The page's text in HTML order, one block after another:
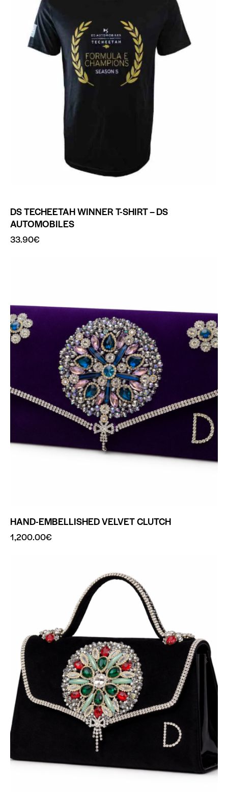
DS TECHEETAH WINNER T-SHIRT – DS
AUTOMOBILES
33.90€
HAND-EMBELLISHED VELVET CLUTCH
1,200.00€